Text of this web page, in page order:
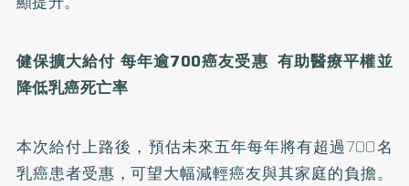
健保擴大給付 每年逾700癌友受惠 有助醫療平權並
降低乳癌死亡率
本次給付上路後，預估未來五年每年將有超過700名
乳癌患者受惠，可望大幅減輕癌友與其家庭的負擔。